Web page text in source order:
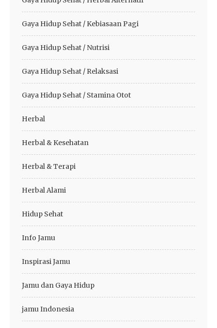
Gaya Hidup Sehat / Kebiasaan Pagi
Gaya Hidup Sehat / Nutrisi
Gaya Hidup Sehat / Relaksasi
Gaya Hidup Sehat / Stamina Otot
Herbal
Herbal & Kesehatan
Herbal & Terapi
Herbal Alami
Hidup Sehat
Info Jamu
Inspirasi Jamu
Jamu dan Gaya Hidup
jamu Indonesia